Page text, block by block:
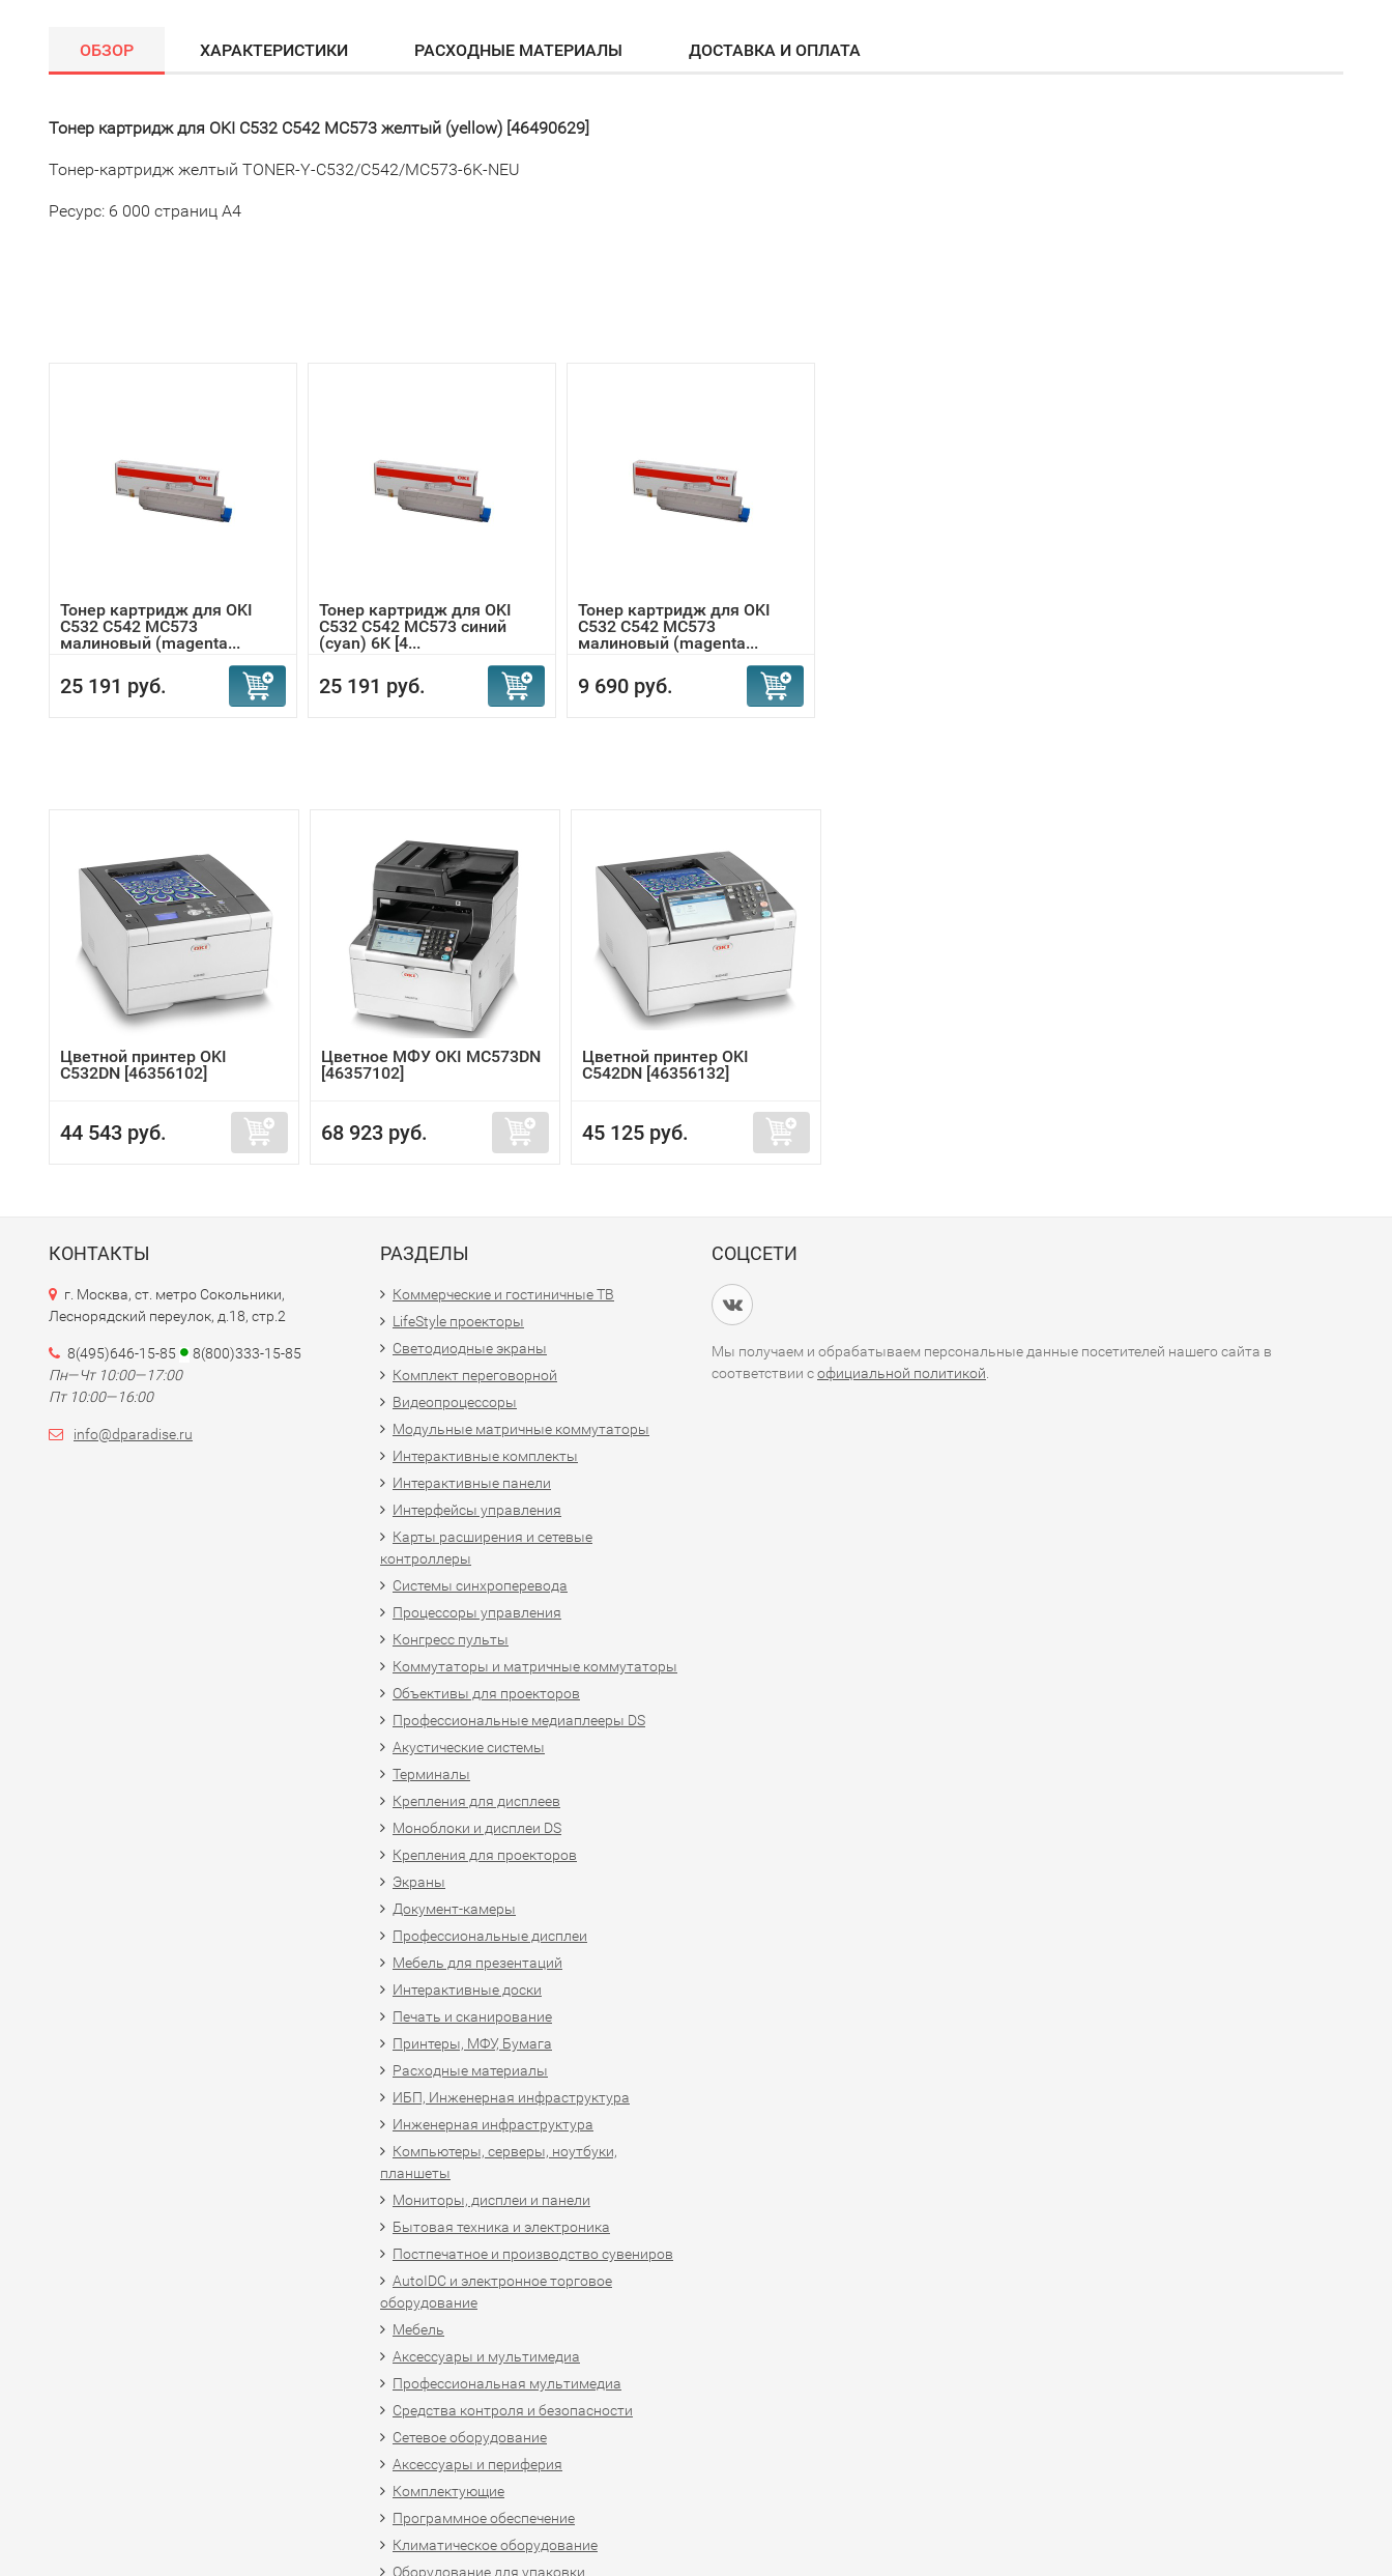
ОБЗОР ХАРАКТЕРИСТИКИ РАСХОДНЫЕ МАТЕРИАЛЫ ДОСТАВКА И ОПЛАТА
Тонер картридж для OKI C532 C542 MC573 желтый (yellow) [46490629]
Тонер-картридж желтый TONER-Y-C532/C542/MC573-6K-NEU
Ресурс: 6 000 страниц А4
Тонер картридж для OKI
C532 C542 MC573
малиновый (magenta...
25 191 руб.
Тонер картридж для OKI
C532 C542 MC573 синий
(cyan) 6K [4...
25 191 руб.
Тонер картридж для OKI
C532 C542 MC573
малиновый (magenta...
9 690 руб.
Цветной принтер OKI
C532DN [46356102]
44 543 руб.
Цветное МФУ OKI MC573DN
[46357102]
68 923 руб.
Цветной принтер OKI
C542DN [46356132]
45 125 руб.
КОНТАКТЫ
г. Москва, ст. метро Сокольники,
Леснорядский переулок, д.18, стр.2
8(495)646-15-85
8(800)333-15-85
Пн—Чт 10:00—17:00
Пт 10:00—16:00
info@dparadise.ru
РАЗДЕЛЫ
Коммерческие и гостиничные ТВ
LifeStyle проекторы
Светодиодные экраны
Комплект переговорной
Видеопроцессоры
Модульные матричные коммутаторы
Интерактивные комплекты
Интерактивные панели
Интерфейсы управления
Карты расширения и сетевые
контроллеры
Системы синхроперевода
Процессоры управления
Конгресс пульты
Коммутаторы и матричные коммутаторы
Объективы для проекторов
Профессиональные медиаплееры DS
Акустические системы
Терминалы
Крепления для дисплеев
Моноблоки и дисплеи DS
Крепления для проекторов
Экраны
Документ-камеры
Профессиональные дисплеи
Мебель для презентаций
Интерактивные доски
Печать и сканирование
Принтеры, МФУ, Бумага
Расходные материалы
ИБП, Инженерная инфраструктура
Инженерная инфраструктура
Компьютеры, серверы, ноутбуки,
планшеты
Мониторы, дисплеи и панели
Бытовая техника и электроника
Постпечатное и производство сувениров
AutoIDC и электронное торговое
оборудование
Мебель
Аксессуары и мультимедиа
Профессиональная мультимедиа
Средства контроля и безопасности
Сетевое оборудование
Аксессуары и периферия
Комплектующие
Программное обеспечение
Климатическое оборудование
Оборудование для упаковки
СОЦСЕТИ
Мы получаем и обрабатываем персональные данные посетителей нашего сайта в
соответствии софициальной политикой